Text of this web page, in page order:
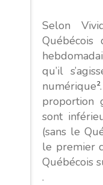
Selon
qu’il
numérique2
proportion
sont
(sans le
le premier
Québécois
.